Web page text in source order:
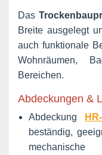
Das
Breite ausgelegt
auch funktionale
Wohnräumen,
Bereichen.
Abdeckungen &
Abdeckung
beständig,